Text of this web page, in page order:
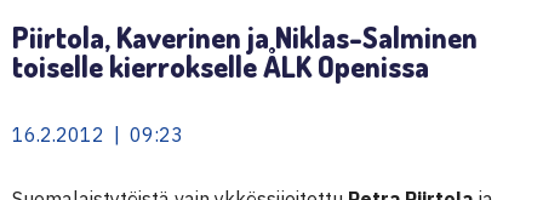
Piirtola, Kaverinen ja Niklas-Salminen
toiselle kierrokselle ÅLK Openissa
16.2.2012 | 09:23